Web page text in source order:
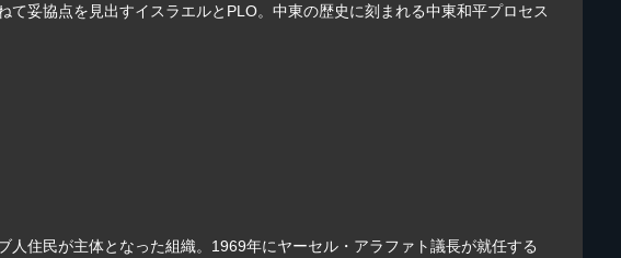
妥協点を見出すイスラエルとPLO。中東の歴史に刻まれる中東和平プロセス
住民が主体となった組織。1969年にヤーセル・アラファト議長が就任する